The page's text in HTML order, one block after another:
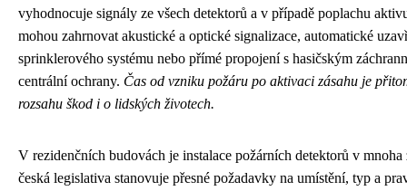
vyhodnocuje signály ze všech detektorů a v případě poplachu
mohou zahrnovat akustické a optické signalizace, automatické
sprinklerového systému nebo přímé propojení s hasičským
centrální ochrany. Čas od vzniku požáru po aktivaci zásahu je
rozsahu škod i o lidských životech.
V rezidenčních budovách je instalace požárních detektorů v
česká legislativa stanovuje přesné požadavky na umístění, typ a